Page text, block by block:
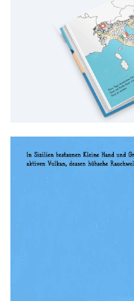
zu entdecken. Er hat in
Belgien gelebt. Mit der
Formica, verbrachte er
ein neues Abenteuer
Ysée wurden. Im Jahr
wieder auf den Weg und
die Türkei. Während
Hand und große Hand.
Dora Formicawurde 1987
freischaffende
(Hélice Hélas), das
Partner Matthias inspiriert
verschiedenen private
gerne mit verschiedenen
Vorliebe gilt den Neocolor-
ermöglichen es ihr,
lebendigen Farben zu